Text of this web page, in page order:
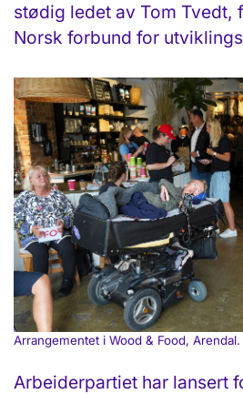
stødig ledet av Tom Tvedt,
Norsk forbund for
Arrangementet i Wood & Food,
Arbeiderpartiet har lansert